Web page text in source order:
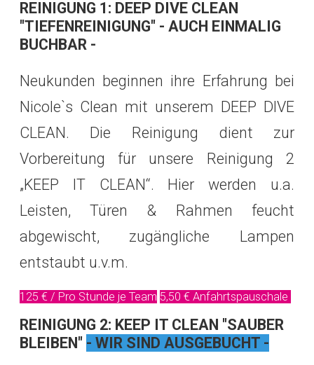
REINIGUNG 1: DEEP DIVE CLEAN
"TIEFENREINIGUNG" - AUCH EINMALIG
BUCHBAR -
Neukunden beginnen ihre Erfahrung bei
Nicole`s Clean mit unserem DEEP DIVE
CLEAN. Die Reinigung dient zur
Vorbereitung für unsere Reinigung 2
„KEEP IT CLEAN“. Hier werden u.a.
Leisten, Türen & Rahmen feucht
abgewischt, zugängliche Lampen
entstaubt u.v.m.
125 € / Pro Stunde je Team 5,50 € Anfahrtspauschale
REINIGUNG 2: KEEP IT CLEAN "SAUBER
BLEIBEN" - WIR SIND AUSGEBUCHT -